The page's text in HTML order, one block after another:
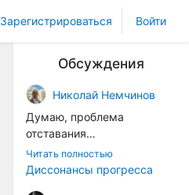
Зарегистрироваться Войти
Обсуждения
Николай Немчинов
Думаю, проблема
отставания
технологичности
оборудования в
Читать полностью
Диссонансы прогресса